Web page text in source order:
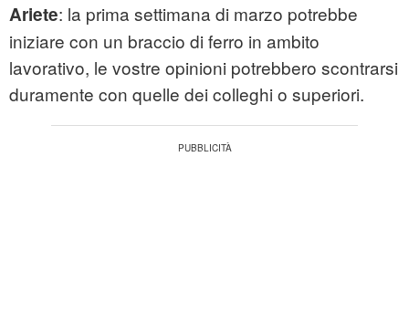
Ariete: la prima settimana di marzo potrebbe
iniziare con un braccio di ferro in ambito
lavorativo, le vostre opinioni potrebbero scontrarsi
duramente con quelle dei colleghi o superiori.